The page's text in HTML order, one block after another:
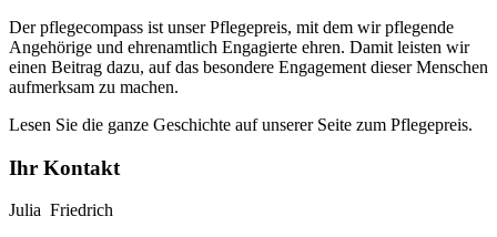
Der pflegecompass ist unser Pflegepreis, mit dem wir pflegende
Angehörige und ehrenamtlich Engagierte ehren. Damit leisten wir
einen Beitrag dazu, auf das besondere Engagement dieser Menschen
aufmerksam zu machen.
Lesen Sie die ganze Geschichte auf unserer Seite zum Pflegepreis.
Ihr Kontakt
Julia Friedrich